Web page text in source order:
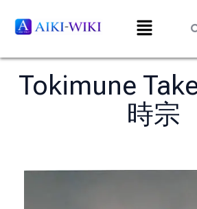
Tokimune
時宗